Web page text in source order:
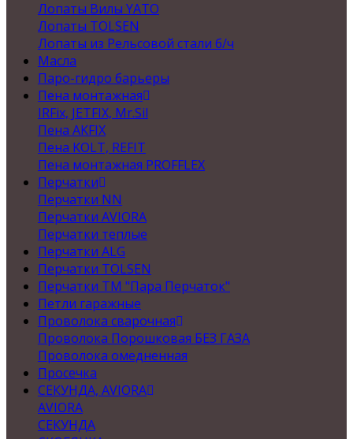
Лопаты Вилы YATO
Лопаты TOLSEN
Лопаты из Рельсовой стали б/ч
Масла
Паро-гидро барьеры
Пена монтажная
IRFix, JETFIX, Mr.Sil
Пена AKFIX
Пена KOLT, REFIT
Пена монтажная PROFFLEX
Перчатки
Перчатки NN
Перчатки AVIORA
Перчатки теплые
Перчатки ALG
Перчатки TOLSEN
Перчатки ТМ "Пара Перчаток"
Петли гаражные
Проволока сварочная
Проволока Порошковая БЕЗ ГАЗА
Проволока омедненная
Просечка
СЕКУНДА, AVIORA
AVIORA
СЕКУНДА